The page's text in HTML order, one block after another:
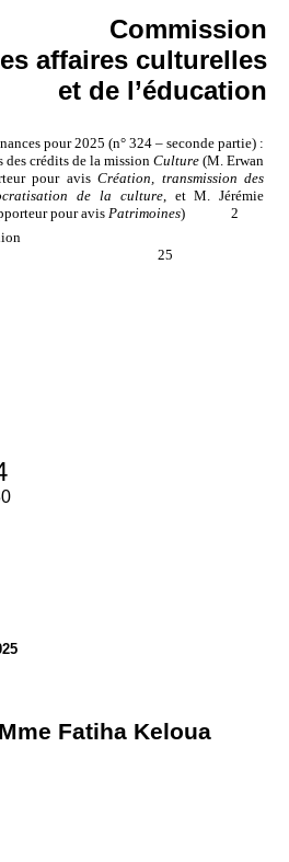
Commission
affaires culturelles
et de l’éducation
pour 2025 (n° 324 – seconde partie) :
des crédits de la missionCulture(M. Erwan
pour avisCréation, transmission des
de la culture, et M. Jérémie
pour avis Patrimoines)2
25
Mme Fatiha Keloua